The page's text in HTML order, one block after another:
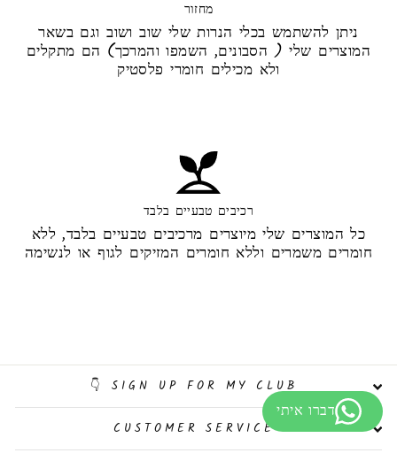
מחזור
ניתן להשתמש בכלי הנרות שלי שוב ושוב וגם בשאר
המוצרים שלי ( הסבונים, השמפו והמרכך) הם מתקלים
ולא מכילים חומרי פלסטיק
רכיבים טבעיים בלבד
כל המוצרים שלי מיוצרים מרכיבים טבעיים בלבד, ללא
חומרים משמרים וללא חומרים המזיקים לגוף או לנשימה
SIGN UP FOR MY CLUB 👇
CUSTOMER SERVICE